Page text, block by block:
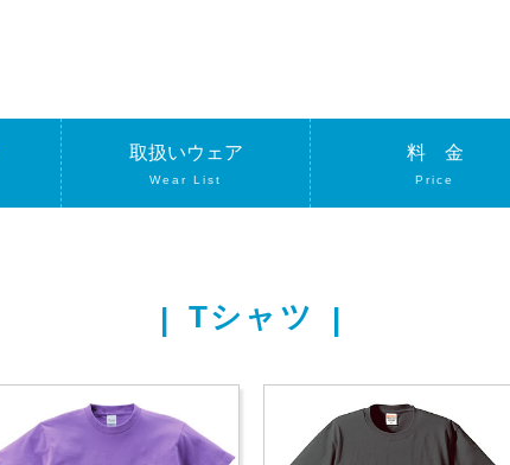
取扱いウェア
Wear List
料 金
Price
Tシャツ